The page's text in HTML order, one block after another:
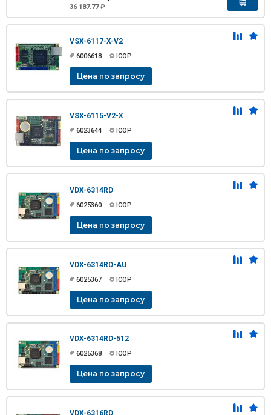
36 187.77 ₽
VSX-6117-X-V2
6006618 ICOP
Цена по запросу
VSX-6115-V2-X
6023644 ICOP
Цена по запросу
VDX-6314RD
6025360 ICOP
Цена по запросу
VDX-6314RD-AU
6025367 ICOP
Цена по запросу
VDX-6314RD-512
6025368 ICOP
Цена по запросу